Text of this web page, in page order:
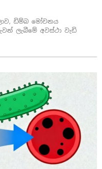
ඩිම්බ මෝචනය
ලැබීමේ අවස්ථා වැඩි